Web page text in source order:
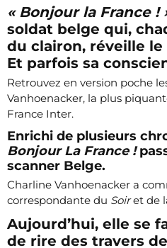
« Bonjour la France !
soldat belge qui,
du clairon, réveille
Et parfois sa
Retrouvez en version poche
Vanhoenacker, la plus
France Inter.
Enrichi de plusieurs
Bonjour La France !
scanner Belge.
Charline Vanhoenacker a
correspondante du Soiret de
Aujourd’hui, elle se
de rire des travers